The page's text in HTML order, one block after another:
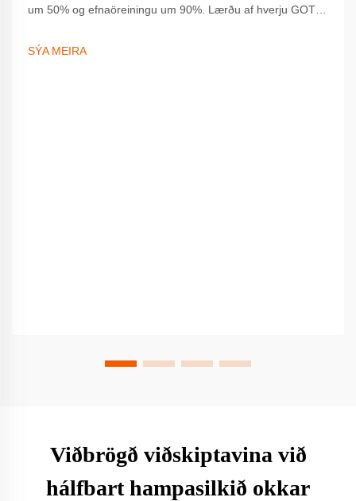
um 50% og efnaöreiningu um 90%. Lærðu af hverju GOTS-
töfrum. Lestu meira.
SÝA MEIRA
Viðbrögð viðskiptavina við
hálfbart hampasilkið okkar